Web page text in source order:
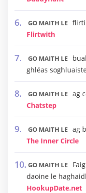
GO MAITH LE
Flirtwith
GO MAITH LE
ghléas soghluaiste
GO MAITH LE ag
Chatstep
GO MAITH LE ag
The Inner Circle
GO MAITH LE
daoine le
HookupDate.net